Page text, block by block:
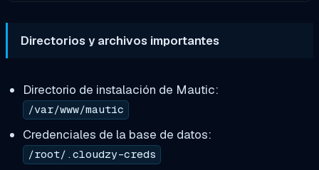
Directorios y archivos importantes
Directorio de instalación de Mautic:
/var/www/mautic
Credenciales de la base de datos:
/root/.cloudzy-creds